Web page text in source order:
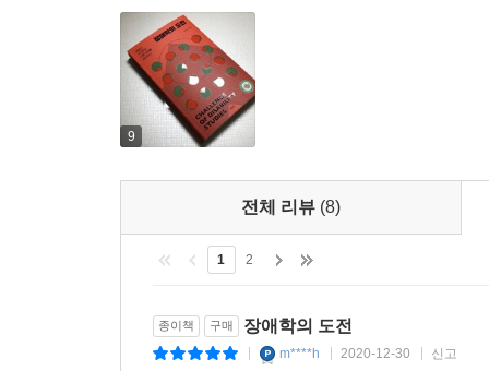
‘420장애인차별철폐투쟁’의 캐치프레이즈를 이제
우생학이 지배한 인류의 20세기
인류 역사상 몸에 존재하는 특정한 이상이나 손상
고대 철학자 플라톤마저 ‘정신적으로 불치의 결함
말이다(《국가》 3권). 무엇보다도, 인종의 질을
우생학을 지탱하는 것은 곧 우등한 인간 종을
시대’였다고 해도 과언이 아니다. 1859년 다윈이
관점에 의거해 설명하려는 ‘사회적 다윈주의’가
시대정신이었다고 말하는 편이 좀 더 공정할 것
우생학의 선풍적인 인기 속에서 수많은 이들이
최초로 단종법이 통과되고, 단종수술이 하나의
9
전체 리뷰 (8)
1 2
종이책 구매 장애학의 도전
m****h 2020-12-30 신고